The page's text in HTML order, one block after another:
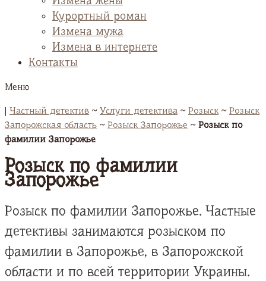
Курортный роман
Измена мужа
Измена в интернете
Контакты
Меню
| Частный детектив ~ Услуги детектива ~ Розыск~ Розыск
Запорожская область ~ Розыск Запорожье ~ Розыск по
фамилии Запорожье
Розыск по фамилии
Запорожье
Розыск по фамилии Запорожье. Частные
детективы занимаются розыском по
фамилии в Запорожье, в Запорожской
области и по всей территории Украины.